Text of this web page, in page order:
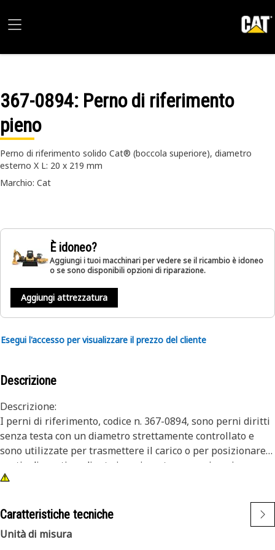
367-0894: Perno di riferimento
pieno
Perno di riferimento solido Cat® (boccola superiore), diametro
esterno X L: 20 x 219 mm
Marchio: Cat
È idoneo?
Aggiungi i tuoi macchinari per vedere se il ricambio è idoneo
o se sono disponibili opzioni di riparazione.
Aggiungi attrezzatura
Esegui l'accesso per visualizzare il prezzo del cliente
Descrizione
Descrizione:
I perni di riferimento, codice n. 367-0894, sono perni diritti
senza testa con un diametro strettamente controllato e
sono utilizzate per trasmettere il carico o per posizionare
parti adiacenti mediante inserimento a pressione in una o
entrambe le parti. Le parti di fissaggio e bulloneria Cat
dimensioni, resistenza, carico di serraggio e prestazioni
passate. Queste sono informazioni che altri produttori non
hanno. Sono selezionati per durare fino alla ricostruzione o
Caratteristiche tecniche
Unità di misura